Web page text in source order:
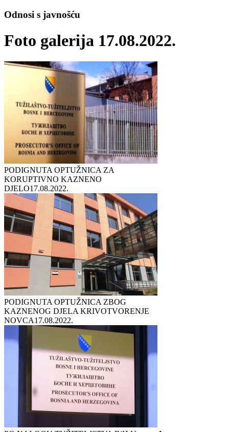
Odnosi s javnošću
Foto galerija 17.08.2022.
PODIGNUTA OPTUŽNICA ZA
KORUPTIVNO KAZNENO
DJELO17.08.2022.
PODIGNUTA OPTUŽNICA ZBOG
KAZNENOG DJELA KRIVOTVORENJE
NOVCA17.08.2022.